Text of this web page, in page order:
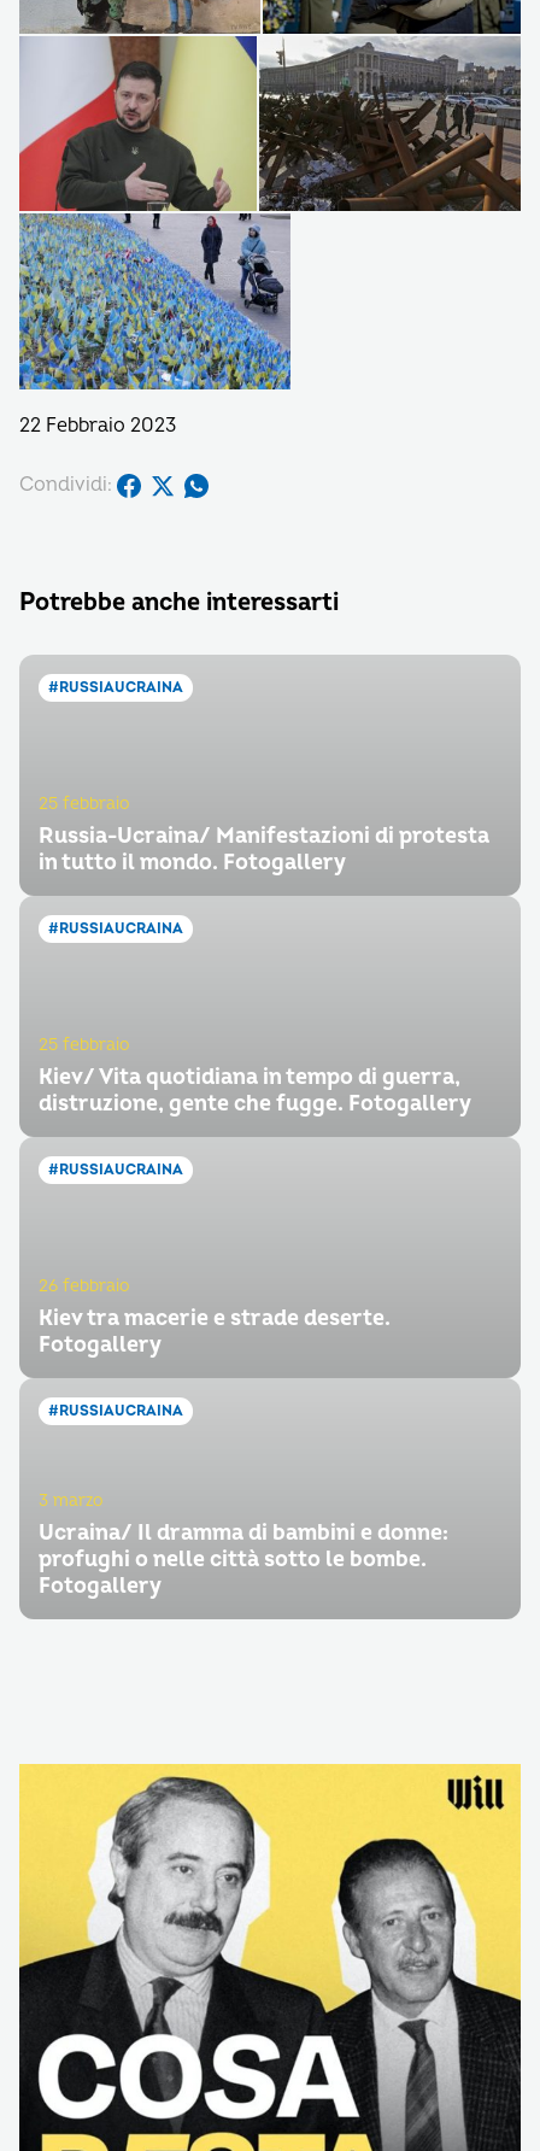
22 Febbraio 2023
Condividi:
Potrebbe anche interessarti
#RUSSIAUCRAINA
25 febbraio
Russia-Ucraina/ Manifestazioni di protesta
in tutto il mondo. Fotogallery
#RUSSIAUCRAINA
25 febbraio
Kiev/ Vita quotidiana in tempo di guerra,
distruzione, gente che fugge. Fotogallery
#RUSSIAUCRAINA
26 febbraio
Kiev tra macerie e strade deserte.
Fotogallery
#RUSSIAUCRAINA
3 marzo
Ucraina/ Il dramma di bambini e donne:
profughi o nelle città sotto le bombe.
Fotogallery